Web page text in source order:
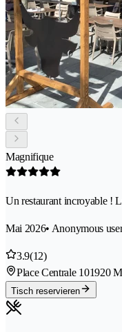
Magnifique
Un restaurant incroyable !
Mai 2026• Anonymous
3.9(12)
Place Centrale 101920
Tisch reservieren